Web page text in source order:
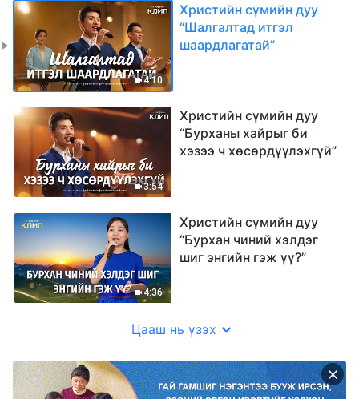
4:10
Христийн сүмийн дуу
“Шалгалтад итгэл
шаардлагатай”
3:54
Христийн сүмийн дуу
“Бурханы хайрыг би
хэзээ ч хөсөрдүүлэхгүй”
4:36
Христийн сүмийн дуу
“Бурхан чиний хэлдэг
шиг энгийн гэж үү?”
Цааш нь үзэх